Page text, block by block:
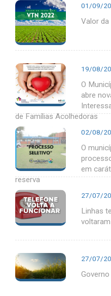
01/09/
Valor
19/08/
O
abre
de Famílias Acolhedoras
02/08/
O
em
reserva
27/07/
Linhas
27/07/